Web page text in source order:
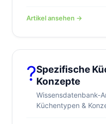
Artikel ansehen →
?Spezifische
Konzepte
Wissensdatenbank-
Küchentypen &